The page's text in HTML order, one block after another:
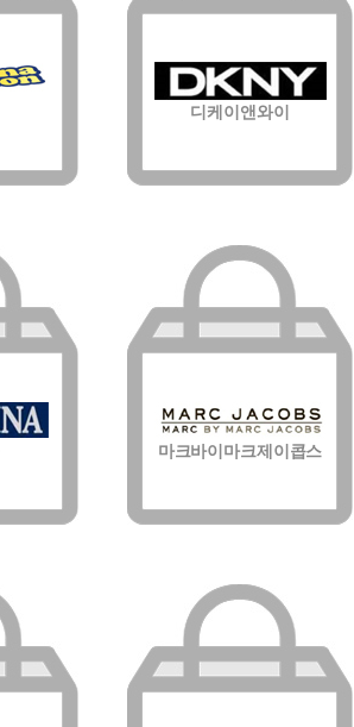
디케이앤와이
마크바이마크제이콥스